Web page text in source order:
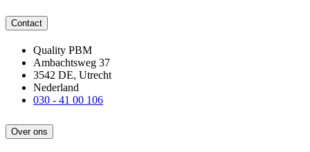
Contact
Quality PBM
Ambachtsweg 37
3542 DE, Utrecht
Nederland
030 - 41 00 106
Over ons